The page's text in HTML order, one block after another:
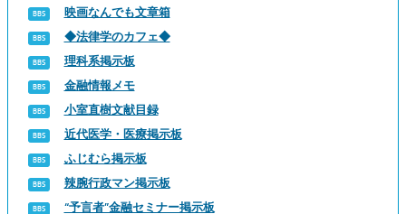
映画なんでも文章箱
◆法律学のカフェ◆
理科系掲示板
金融情報メモ
小室直樹文献目録
近代医学・医療掲示板
ふじむら掲示板
辣腕行政マン掲示板
“予言者”金融セミナー掲示板